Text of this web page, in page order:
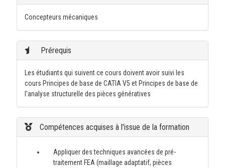
Concepteurs mécaniques
Prérequis
Les étudiants qui suivent ce cours doivent avoir suivi les
cours Principes de base de CATIA V5 et Principes de base de
l'analyse structurelle des pièces génératives
Compétences acquises à l'issue de la formation
Appliquer des techniques avancées de pré-
traitement FEA (maillage adaptatif, pièces